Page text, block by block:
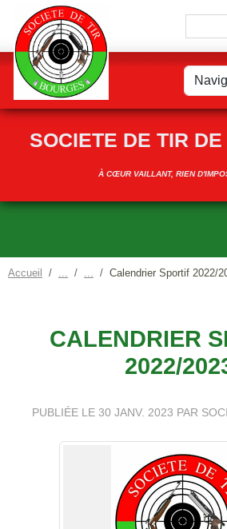
SOCIETE DE TIR
À CŒUR VAILLANT, RIEN
Accueil Calendrier Sportif 2022/
CALENDRIER
2022/
PUBLIÉE LE 30 JANV. 2023 PAR
Panneau de gestion des cookies